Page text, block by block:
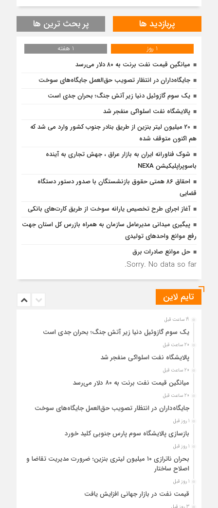
پربازدید ها پر بحث ترین ها
1 روز
1 هفته
میانگین قیمت نفت برنت به ۸۰ دلار می‌رسد
جایگاه‌داران در انتظار تصویب حق‌العمل جایگاه‌های سوخت
یک سوم گازوئیل دنیا زیر آتش جنگ؛ بحران جدی است
پالایشگاه نفت اسلواکی منفجر شد
20 میلیون لیتر بنزین از طریق بنادر جنوب کشور وارد می شد که
هم اکنون متوقف شده
شوک فناورانه ایران به بازار عراق ، جهش تجاری به آینده
باسوپراپلیکیشن NEXA
احقاق ۸۶ همتی حقوق بازنشستگان با صدور دستور دستگاه
قضایی
آغاز اجرای طرح تخصیص یارانه سوخت از طریق کارت‌های بانکی
پیگیری میدانی مدیرعامل سازمان به همراه بازرس كل استان جهت
رفع موانع واحدهای تولیدی
حل موانع صادرات برق
Sorry. No data so far.
تایم لاین
19 ساعت قبل
یک سوم گازوئیل دنیا زیر آتش جنگ؛ بحران جدی است
20 ساعت قبل
پالایشگاه نفت اسلواکی منفجر شد
20 ساعت قبل
میانگین قیمت نفت برنت به ۸۰ دلار می‌رسد
20 ساعت قبل
جایگاه‌داران در انتظار تصویب حق‌العمل جایگاه‌های سوخت
1 روز قبل
بازسازی پالایشگاه سوم پارس جنوبی کلید خورد
1 روز قبل
بحران ناترازی ۱۰ میلیون لیتری بنزین؛ ضرورت مدیریت تقاضا و
اصلاح ساختار
1 روز قبل
قیمت نفت در بازار جهانی افزایش یافت